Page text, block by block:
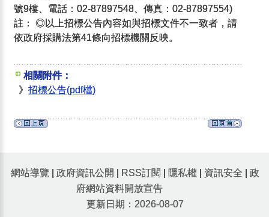
號9樓、電話：02-87897548、傳真：02-87897554)
註： ◎以上招標公告內容如與招標文件不一致者，請
依政府採購法第41條向招標機關反映。
相關附件：
》招標公告(pdf檔)
網站導覽 政府資訊公開 RSS訂閱 隱私權 資訊安全
政
府網站資料開放宣告
更新日期：2026-08-07